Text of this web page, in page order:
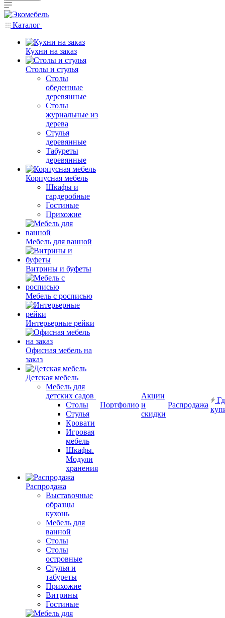
Каталог
Кухни на заказ
Столы и стулья
Столы
обеденные
деревянные
Столы
журнальные из
дерева
Стулья
деревянные
Табуреты
деревянные
Корпусная мебель
Шкафы и
гардеробные
Гостиные
Прихожие
Мебель для ванной
Витрины и буфеты
Мебель с росписью
Интерьерные рейки
Офисная мебель на
заказ
Детская мебель
Мебель для
детских садов
Столы
Стулья
Кровати
Игровая
мебель
Шкафы.
Модули
хранения
Распродажа
Выставочные
образцы
кухонь
Мебель для
ванной
Столы
Столы
островные
Стулья и
табуреты
Прихожие
Витрины
Гостиные
Портфолио
Акции
и
скидки
Распродажа